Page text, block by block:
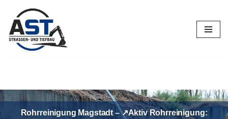
Zum
Inhalt
springen
Rohrreinigung Magstadt – ↗️Aktiv Rohrreinigung: